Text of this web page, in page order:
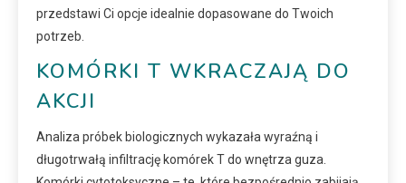
przedstawi Ci opcje idealnie dopasowane do Twoich
potrzeb.
KOMÓRKI T WKRACZAJĄ DO
AKCJI
Analiza próbek biologicznych wykazała wyraźną i
długotrwałą infiltrację komórek T do wnętrza guza.